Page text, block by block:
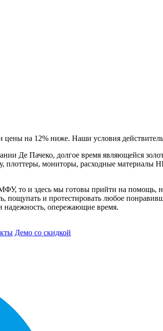
на 12% ниже. Наши условия
Де Пачеко, долгое время являющейся
мониторы, расходные материалы
то и здесь мы готовы прийти на помощь,
пощупать и протестировать любое
опережающие время.
Демо со скидкой